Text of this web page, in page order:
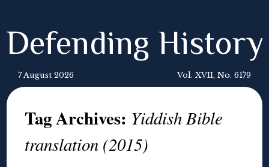
Defending History
7 August 2026 Vol. XVII, No. 6179
Tag Archives: Yiddish Bible
translation (2015)